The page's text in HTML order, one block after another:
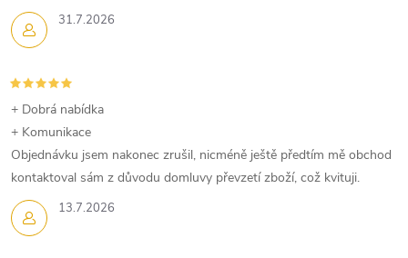
31.7.2026
13.7.2026
+ Dobrá nabídka
+ Komunikace
Objednávku jsem nakonec zrušil, nicméně ještě předtím mě obchod
kontaktoval sám z důvodu domluvy převzetí zboží, což kvituji.